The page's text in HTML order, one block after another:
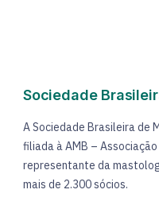
Sociedade
A Sociedade Brasileira de
filiada à AMB –
representante da
mais de 2.300 sócios.